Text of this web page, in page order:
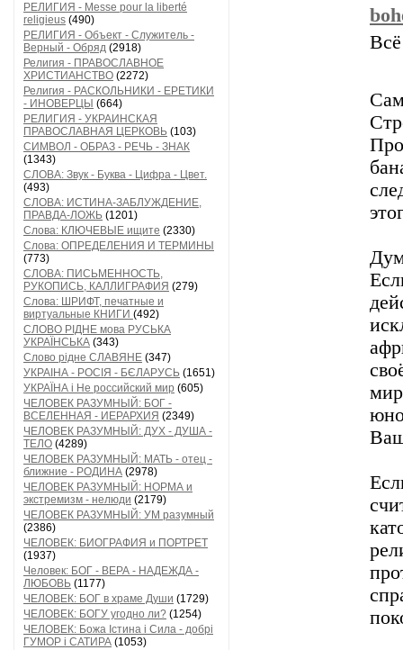
РЕЛИГИЯ - Messe pour la liberté
religieus (490)
РЕЛИГИЯ - Объект - Служитель -
Верный - Обряд (2918)
Религия - ПРАВОСЛАВНОЕ
ХРИСТИАНСТВО (2272)
Религия - РАСКОЛЬНИКИ - ЕРЕТИКИ
- ИНОВЕРЦЫ (664)
РЕЛИГИЯ - УКРАИНСКАЯ
ПРАВОСЛАВНАЯ ЦЕРКОВЬ (103)
СИМВОЛ - ОБРАЗ - РЕЧЬ - ЗНАК
(1343)
СЛОВА: Звук - Буква - Цифра - Цвет.
(493)
СЛОВА: ИСТИНА-ЗАБЛУЖДЕНИЕ,
ПРАВДА-ЛОЖЬ (1201)
Слова: КЛЮЧЕВЫЕ ищите (2330)
Слова: ОПРЕДЕЛЕНИЯ И ТЕРМИНЫ
(773)
СЛОВА: ПИСЬМЕННОСТЬ,
РУКОПИСЬ, КАЛЛИГРАФИЯ (279)
Слова: ШРИФТ, печатные и
виртуальные КНИГИ (492)
СЛОВО РІДНЕ мова РУСЬКА
УКРАЇНСЬКА (343)
Слово рідне СЛАВЯНЕ (347)
УКРАІНА - РОСІЯ - БЄЛАРУСЬ (1651)
УКРАЇНА і Не российский мир (605)
ЧЕЛОВЕК РАЗУМНЫЙ: БОГ -
ВСЕЛЕННАЯ - ИЕРАРХИЯ (2349)
ЧЕЛОВЕК РАЗУМНЫЙ: ДУХ - ДУША -
ТЕЛО (4289)
ЧЕЛОВЕК РАЗУМНЫЙ: МАТЬ - отец -
ближние - РОДИНА (2978)
ЧЕЛОВЕК РАЗУМНЫЙ: НОРМА и
экстремизм - нелюди (2179)
ЧЕЛОВЕК РАЗУМНЫЙ: УМ разумный
(2386)
ЧЕЛОВЕК: БИОГРАФИЯ и ПОРТРЕТ
(1937)
Человек: БОГ - ВЕРА - НАДЕЖДА -
ЛЮБОВЬ (1177)
ЧЕЛОВЕК: БОГ в храме Души (1729)
ЧЕЛОВЕК: БОГУ угодно ли? (1254)
ЧЕЛОВЕК: Божа Істина і Сила - добрі
ГУМОР і САТИРА (1053)